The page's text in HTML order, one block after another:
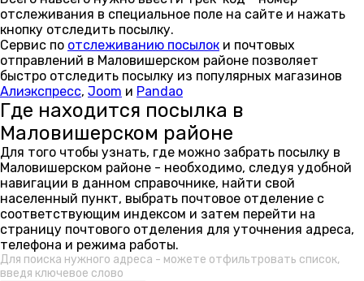
отслеживания в специальное поле на сайте и нажать
кнопку отследить посылку.
Сервис по отслеживанию посылок и почтовых
отправлений в Маловишерском районе позволяет
быстро отследить посылку из популярных магазинов
Алиэкспресс, Joom и Pandao
Где находится посылка в
Маловишерском районе
Для того чтобы узнать, где можно забрать посылку в
Маловишерском районе - необходимо, следуя удобной
навигации в данном справочнике, найти свой
населенный пункт, выбрать почтовое отделение с
соответствующим индексом и затем перейти на
страницу почтового отделения для уточнения адреса,
телефона и режима работы.
Для поиска нужного адреса - можете отфильтровать список,
введя ключевое слово